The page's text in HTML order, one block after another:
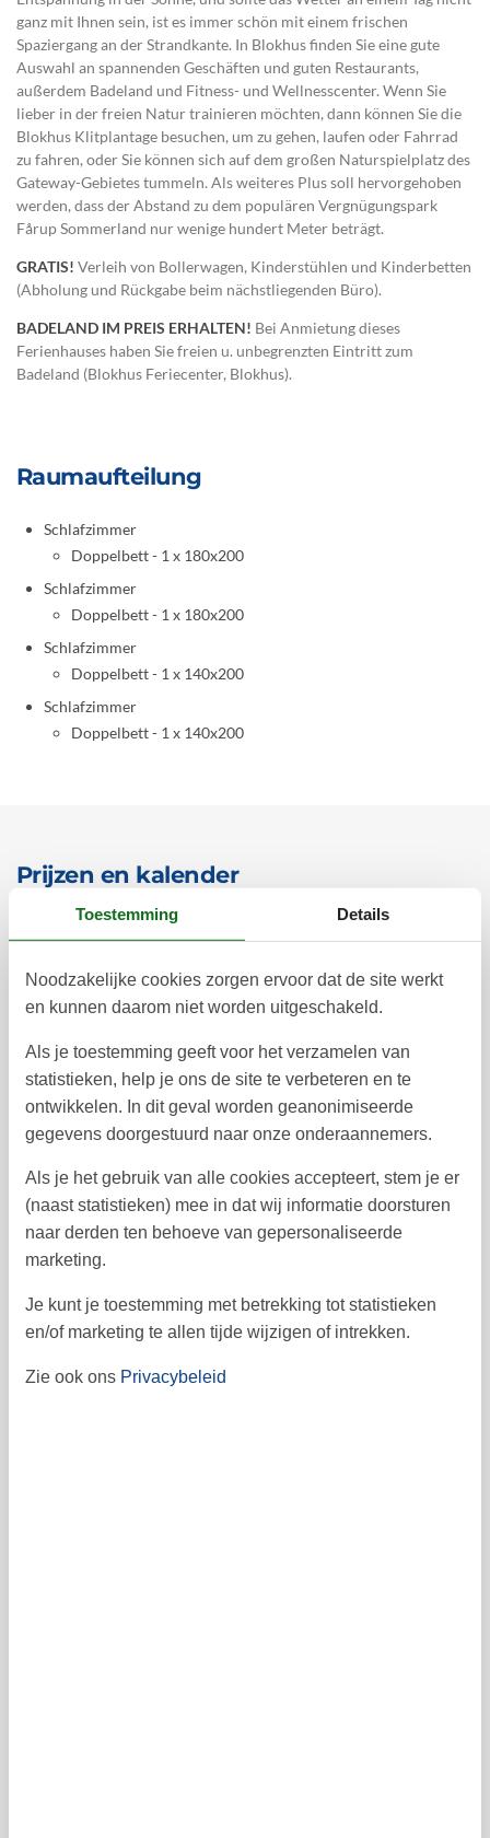
ganz mit Ihnen sein, ist es immer schön mit einem frischen
Spaziergang an der Strandkante. In Blokhus finden Sie eine gute
Auswahl an spannenden Geschäften und guten Restaurants,
außerdem Badeland und Fitness- und Wellnesscenter. Wenn Sie
lieber in der freien Natur trainieren möchten, dann können Sie die
Blokhus Klitplantage besuchen, um zu gehen, laufen oder Fahrrad
zu fahren, oder Sie können sich auf dem großen Naturspielplatz des
Gateway-Gebietes tummeln. Als weiteres Plus soll hervorgehoben
werden, dass der Abstand zu dem populären Vergnügungspark
Fårup Sommerland nur wenige hundert Meter beträgt.
GRATIS! Verleih von Bollerwagen, Kinderstühlen und Kinderbetten
(Abholung und Rückgabe beim nächstliegenden Büro).
BADELAND IM PREIS ERHALTEN! Bei Anmietung dieses
Ferienhauses haben Sie freien u. unbegrenzten Eintritt zum
Badeland (Blokhus Feriecenter, Blokhus).
Raumaufteilung
Schlafzimmer
Doppelbett - 1 x 180x200
Schlafzimmer
Doppelbett - 1 x 180x200
Schlafzimmer
Doppelbett - 1 x 140x200
Schlafzimmer
Doppelbett - 1 x 140x200
Prijzen en kalender
oktober 2026
ma di vr
40 1 3 4
41 5 6 7 8 9 10 11
42
43 19 20 21 22 23 24 25
26 27 28 29 30 31
45
Toestemming Details
Noodzakelijke cookies zorgen ervoor dat de site werkt
en kunnen daarom niet worden uitgeschakeld.
Als je toestemming geeft voor het verzamelen van
statistieken, help je ons de site te verbeteren en te
ontwikkelen. In dit geval worden geanonimiseerde
gegevens doorgestuurd naar onze onderaannemers.
Als je het gebruik van alle cookies accepteert, stem je er
(naast statistieken) mee in dat wij informatie doorsturen
naar derden ten behoeve van gepersonaliseerde
marketing.
Je kunt je toestemming met betrekking tot statistieken
en/of marketing te allen tijde wijzigen of intrekken.
Zie ook ons Privacybeleid